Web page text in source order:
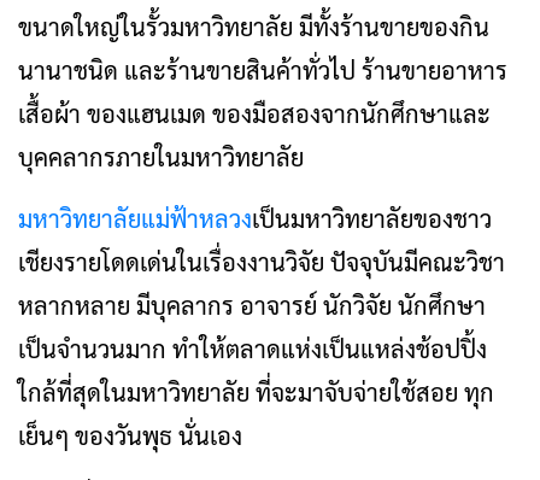
ขนาดใหญ่ในรั้วมหาวิทยาลัย มีทั้งร้านขายของกิน
นานาชนิด และร้านขายสินค้าทั่วไป ร้านขายอาหาร
เสื้อผ้า ของแฮนเมด ของมือสองจากนักศึกษาและ
บุคคลากรภายในมหาวิทยาลัย
มหาวิทยาลัยแม่ฟ้าหลวงเป็นมหาวิทยาลัยของชาว
เชียงรายโดดเด่นในเรื่องงานวิจัย ปัจจุบันมีคณะวิชา
หลากหลาย มีบุคลากร อาจารย์ นักวิจัย นักศึกษา
เป็นจำนวนมาก ทำให้ตลาดแห่งเป็นแหล่งช้อปปิ้ง
ใกล้ที่สุดในมหาวิทยาลัย ที่จะมาจับจ่ายใช้สอย ทุก
เย็นๆ ของวันพุธ นั่นเอง